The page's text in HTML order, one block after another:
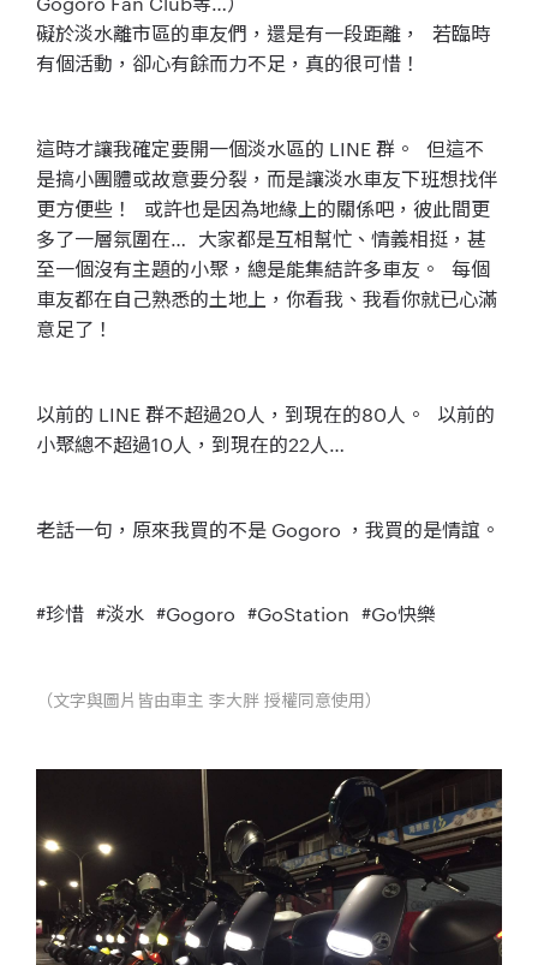
礙於淡水離市區的車友們，還是有一段距離， 若臨時
有個活動，卻心有餘而力不足，真的很可惜！
這時才讓我確定要開一個淡水區的 LINE 群。 但這不
是搞小團體或故意要分裂，而是讓淡水車友下班想找伴
更方便些！ 或許也是因為地緣上的關係吧，彼此間更
多了一層氛圍在… 大家都是互相幫忙、情義相挺，甚
至一個沒有主題的小聚，總是能集結許多車友。 每個
車友都在自己熟悉的土地上，你看我、我看你就已心滿
意足了！
以前的 LINE 群不超過20人，到現在的80人。 以前的
小聚總不超過10人，到現在的22人…
老話一句，原來我買的不是 Gogoro ，我買的是情誼。
‪#‎珍惜‬ ‪#‎淡水‬ ‪#‎Gogoro‬ ‪#‎GoStation‬ ‪#‎Go快樂‬
（文字與圖片皆由車主 李大胖 授權同意使用）